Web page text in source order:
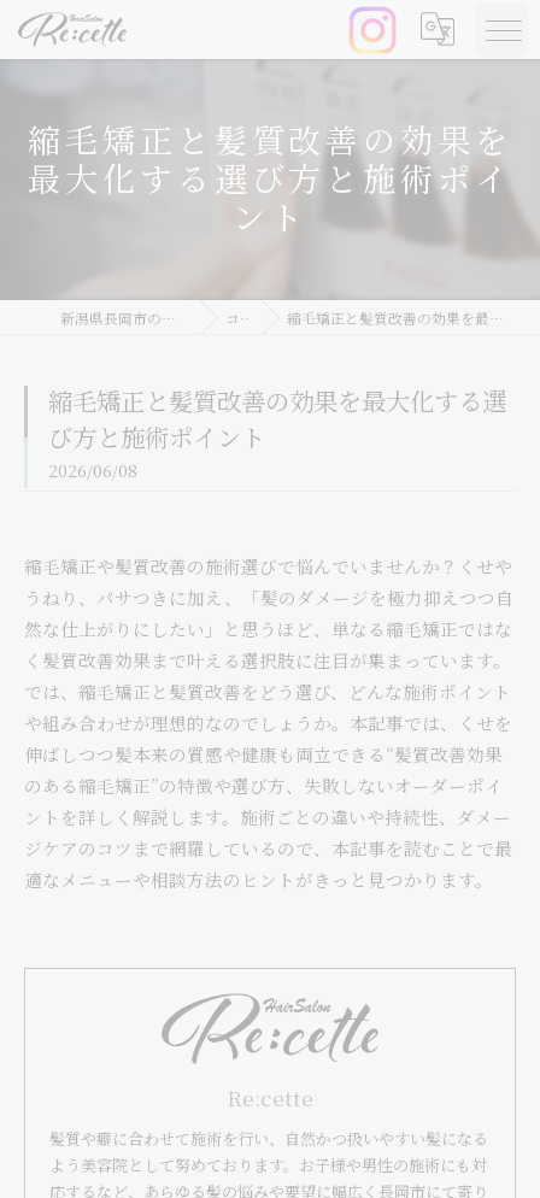
縮毛矯正と髪質改善の効果を
最大化する選び方と施術ポイ
ント
新潟県長岡市の美容院ならRe:cette コラム 縮毛矯正と髪質改善の効果を最大化する選び方と施術ポイント
縮毛矯正と髪質改善の効果を最大化する選
び方と施術ポイント
2026/06/08
縮毛矯正や髪質改善の施術選びで悩んでいませんか？くせや
うねり、パサつきに加え、「髪のダメージを極力抑えつつ自
然な仕上がりにしたい」と思うほど、単なる縮毛矯正ではな
く髪質改善効果まで叶える選択肢に注目が集まっています。
では、縮毛矯正と髪質改善をどう選び、どんな施術ポイント
や組み合わせが理想的なのでしょうか。本記事では、くせを
伸ばしつつ髪本来の質感や健康も両立できる“髪質改善効果
のある縮毛矯正”の特徴や選び方、失敗しないオーダーポイ
ントを詳しく解説します。施術ごとの違いや持続性、ダメー
ジケアのコツまで網羅しているので、本記事を読むことで最
適なメニューや相談方法のヒントがきっと見つかります。
Re:cette
髪質や癖に合わせて施術を行い、自然かつ扱いやすい髪になる
よう美容院として努めております。お子様や男性の施術にも対
応するなど、あらゆる髪の悩みや要望に幅広く長岡市にて寄り